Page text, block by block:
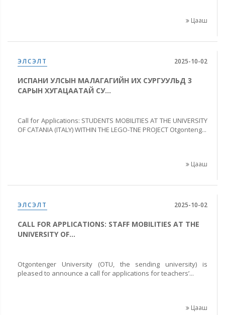
Цааш
ЭЛСЭЛТ 2025-10-02
ИСПАНИ УЛСЫН МАЛАГАГИЙН ИХ СУРГУУЛЬД 3
САРЫН ХУГАЦААТАЙ СУ...
Call for Applications: STUDENTS MOBILITIES AT THE UNIVERSITY
OF CATANIA (ITALY) WITHIN THE LEGO-TNE PROJECT Otgonteng...
Цааш
ЭЛСЭЛТ 2025-10-02
CALL FOR APPLICATIONS: STAFF MOBILITIES AT THE
UNIVERSITY OF...
Otgontenger University (OTU, the sending university) is
pleased to announce a call for applications for teachers’...
Цааш